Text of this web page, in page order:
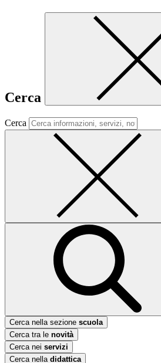
Cerca
Cerca
Cerca nella sezione scuola
Cerca tra le novità
Cerca nei servizi
Cerca nella didattica